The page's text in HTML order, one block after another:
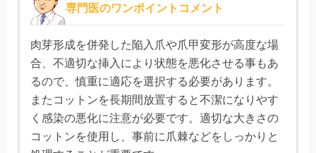
専門医のワンポイントコメント
肉芽形成を併発した陥入爪や爪甲変形が高度な場
合、不適切な挿入により状態を悪化させる事もあ
るので、慎重に適応を選択する必要があります。
またコットンを長期間放置すると不潔になりやす
く感染の悪化に注意が必要です。適切な大きさの
コットンを使用し、事前に爪棘などをしっかりと